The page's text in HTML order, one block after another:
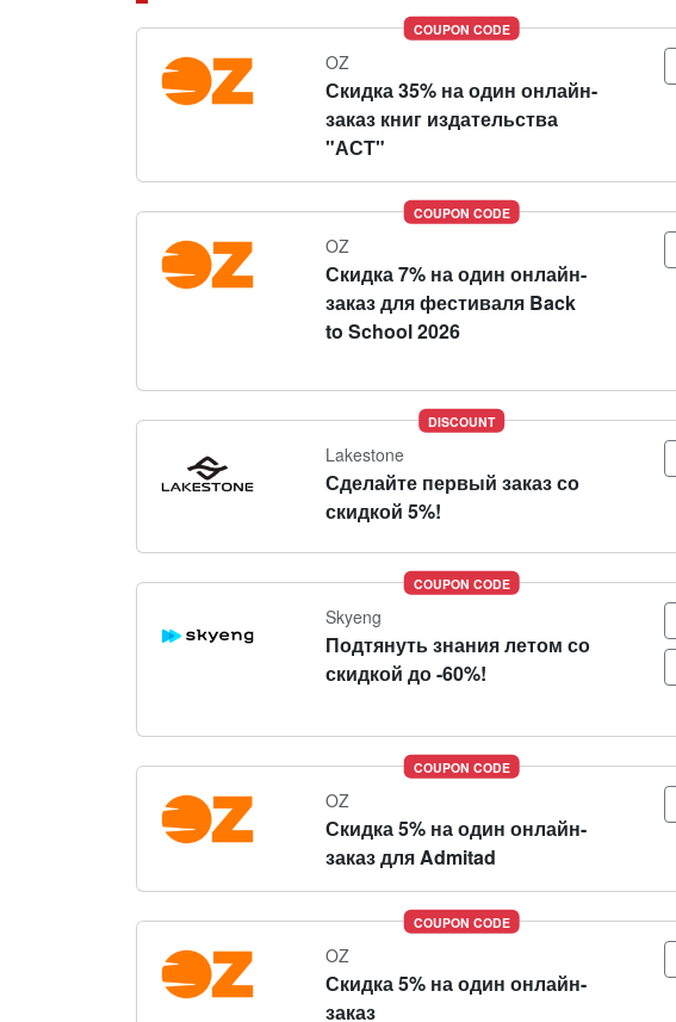
COUPON CODE
OZ
Скидка 35% на один онлайн-
заказ книг издательства
"АСТ"
COUPON CODE
OZ
Скидка 7% на один онлайн-
заказ для фестиваля Back
to School 2026
DISCOUNT
Lakestone
Сделайте первый заказ со
скидкой 5%!
COUPON CODE
Skyeng
Подтянуть знания летом со
скидкой до -60%!
COUPON CODE
OZ
Скидка 5% на один онлайн-
заказ для Admitad
COUPON CODE
OZ
Скидка 5% на один онлайн-
заказ